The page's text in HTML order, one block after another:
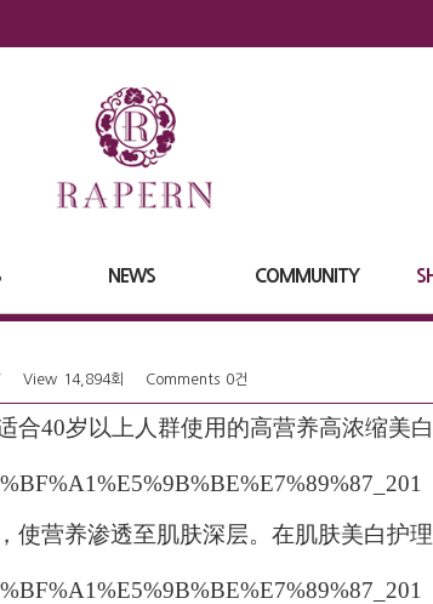
NEWS COMMUNITY
View 14,894회 Comments 0건
合40岁以上人群使用的高营养高浓缩美
使营养渗透至肌肤深层。在肌肤美白护理